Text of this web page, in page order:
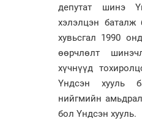
депутат шинэ
хэлэлцэн баталж
хувьсгал 1990
өөрчлөлт
хүчнүүд
Үндсэн хууль
нийгмийн
бол Үндсэн хууль.